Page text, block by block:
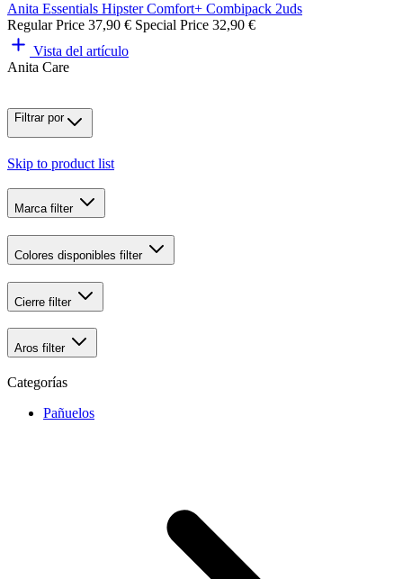
Anita Essentials Hipster Comfort+ Combipack 2uds
Regular Price 37,90 € Special Price 32,90 €
Vista del artículo
Anita Care
Filtrar por
Skip to product list
Marca filter
Colores disponibles filter
Cierre filter
Aros filter
Categorías
Pañuelos